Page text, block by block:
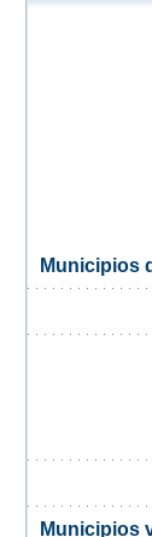
Municipios
Municipios